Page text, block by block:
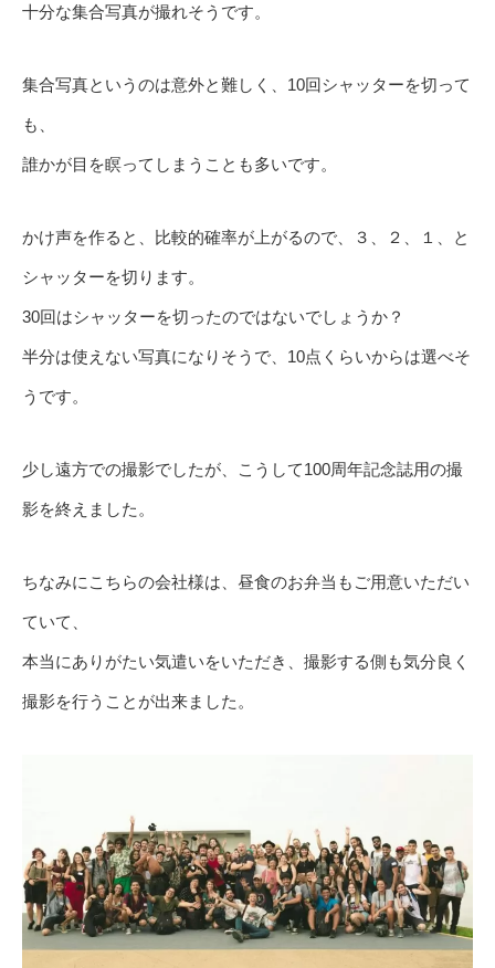
十分な集合写真が撮れそうです。
集合写真というのは意外と難しく、10回シャッターを切って
も、
誰かが目を瞑ってしまうことも多いです。
かけ声を作ると、比較的確率が上がるので、３、２、１、と
シャッターを切ります。
30回はシャッターを切ったのではないでしょうか？
半分は使えない写真になりそうで、10点くらいからは選べそ
うです。
少し遠方での撮影でしたが、こうして100周年記念誌用の撮
影を終えました。
ちなみにこちらの会社様は、昼食のお弁当もご用意いただい
ていて、
本当にありがたい気遣いをいただき、撮影する側も気分良く
撮影を行うことが出来ました。